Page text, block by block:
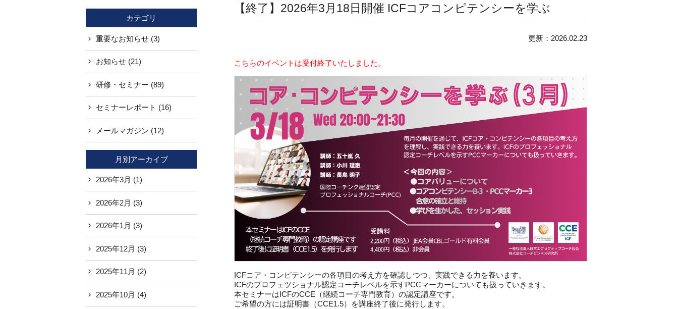
【終了】2026年3月18日開催 ICFコアコンピテンシーを学ぶ
更新：2026.02.23
こちらのイベントは受付終了いたしました。
ICFコア・コンピテンシーの各項目の考え方を確認しつつ、実践できる力を養います。
ICFのプロフェツショナル認定コーチレベルを示すPCCマーカーについても扱っていきます。
本セミナーはICFのCCE（継続コーチ専門教育）の認定講座です。
ご希望の方には証明書（CCE1.5）を講座終了後に発行します。
カテゴリ
重要なお知らせ (3)
お知らせ (21)
研修・セミナー (89)
セミナーレポート (16)
メールマガジン (12)
月別アーカイブ
2026年3月 (1)
2026年2月 (3)
2026年1月 (3)
2025年12月 (3)
2025年11月 (2)
2025年10月 (4)